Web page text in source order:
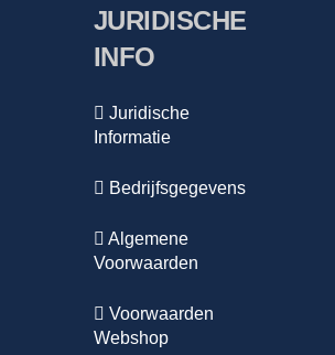
JURIDISCHE
INFO
Juridische
Informatie
Bedrijfsgegevens
Algemene
Voorwaarden
Voorwaarden
Webshop